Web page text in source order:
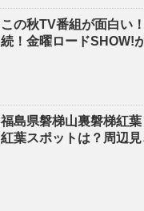
この秋TV番組が面白い
続！金曜ロードSHOW!
福島県磐梯山裏磐梯紅
紅葉スポットは？周辺見